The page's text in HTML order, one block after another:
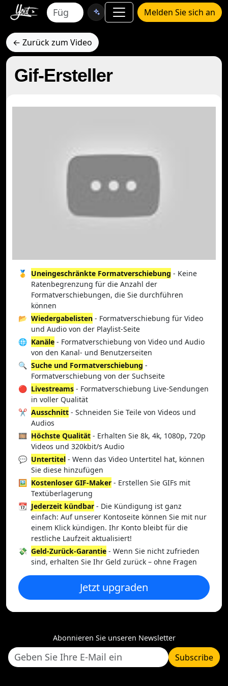
Melden Sie sich an
← Zurück zum Video
Gif-Ersteller
🥇 Uneingeschränkte Formatverschiebung - Keine
Ratenbegrenzung für die Anzahl der
Formatverschiebungen, die Sie durchführen
können
📂 Wiedergabelisten - Formatverschiebung für Video
und Audio von der Playlist-Seite
🌐 Kanäle - Formatverschiebung von Video und Audio
von den Kanal- und Benutzerseiten
🔍 Suche und Formatverschiebung -
Formatverschiebung von der Suchseite
🔴 Livestreams - Formatverschiebung Live-Sendungen
in voller Qualität
✂️ Ausschnitt - Schneiden Sie Teile von Videos und
Audios
🎞️ Höchste Qualität - Erhalten Sie 8k, 4k, 1080p, 720p
Videos und 320kbit/s Audio
💬 Untertitel - Wenn das Video Untertitel hat, können
Sie diese hinzufügen
🖼️ Kostenloser GIF-Maker - Erstellen Sie GIFs mit
Textüberlagerung
📆 Jederzeit kündbar - Die Kündigung ist ganz
einfach: Auf unserer Kontoseite können Sie mit nur
einem Klick kündigen. Ihr Konto bleibt für die
restliche Laufzeit aktualisiert!
💸 Geld-Zurück-Garantie - Wenn Sie nicht zufrieden
sind, erhalten Sie Ihr Geld zurück – ohne Fragen
Jetzt upgraden
Abonnieren Sie unseren Newsletter
Subscribe